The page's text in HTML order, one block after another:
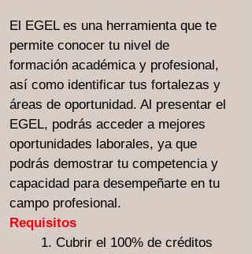
El EGEL es una herramienta que te
permite conocer tu nivel de
formación académica y profesional,
así como identificar tus fortalezas y
áreas de oportunidad. Al presentar el
EGEL, podrás acceder a mejores
oportunidades laborales, ya que
podrás demostrar tu competencia y
capacidad para desempeñarte en tu
campo profesional.
Requisitos
1. Cubrir el 100% de créditos